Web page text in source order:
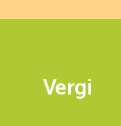
Vergi